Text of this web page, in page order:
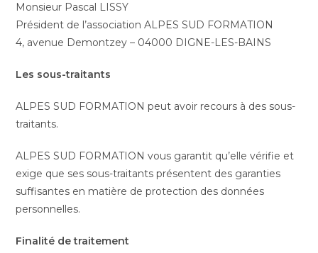
Monsieur Pascal LISSY
Président de l’association ALPES SUD FORMATION
4, avenue Demontzey – 04000 DIGNE-LES-BAINS
Les sous-traitants
ALPES SUD FORMATION peut avoir recours à des sous-
traitants.
ALPES SUD FORMATION vous garantit qu’elle vérifie et
exige que ses sous-traitants présentent des garanties
suffisantes en matière de protection des données
personnelles.
Finalité de traitement